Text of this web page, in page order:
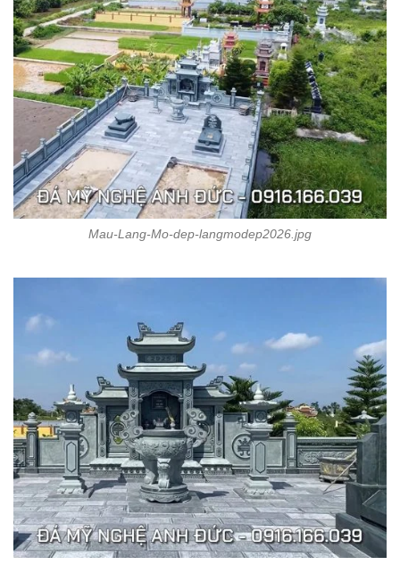
Mau-Lang-Mo-dep-langmodep2026.jpg